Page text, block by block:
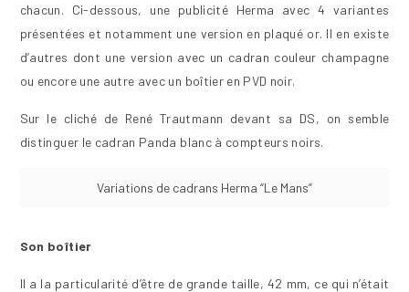
chacun. Ci-dessous, une publicité Herma avec 4 variantes
présentées et notamment une version en plaqué or. Il en existe
d’autres dont une version avec un cadran couleur champagne
ou encore une autre avec un boîtier en PVD noir.
Sur le cliché de René Trautmann devant sa DS, on semble
distinguer le cadran Panda blanc à compteurs noirs.
Variations de cadrans Herma “Le Mans”
Son boîtier
Il a la particularité d’être de grande taille, 42 mm, ce qui n’était